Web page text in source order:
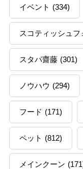
イベント (334)
スコティッシュフ
スタパ齋藤 (301)
ノウハウ (294)
フード (171)
ペット (812)
メインクーン